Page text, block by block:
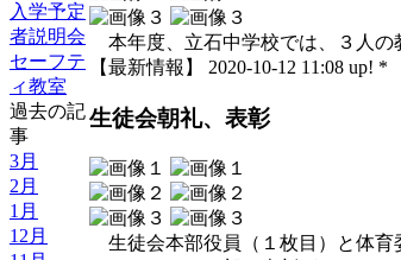
入学予定
者説明会
セーフテ
ィ教室
過去の記
事
3月
2月
1月
12月
本年度、立石中学校では、３人の
【最新情報】 2020-10-12 11:08 up! *
生徒会朝礼、表彰
生徒会本部役員（１枚目）と体育